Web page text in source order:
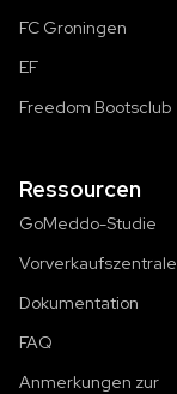
FC Groningen
EF
Freedom Bootsclub
Ressourcen
GoMeddo-Studie
Vorverkaufszentrale
Dokumentation
FAQ
Anmerkungen zur